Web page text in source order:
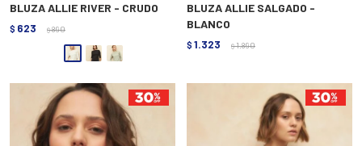
BLUZA ALLIE RIVER - CRUDO
$ 623 $ 890
BLUZA ALLIE SALGADO -
BLANCO
$ 1.323 $ 1.890